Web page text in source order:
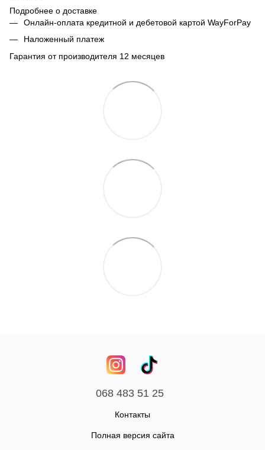
Подробнее о доставке
Онлайн-оплата кредитной и дебетовой картой WayForPay
Наложенный платеж
Гарантия от производителя 12 месяцев
068 483 51 25
Контакты
Полная версия сайта